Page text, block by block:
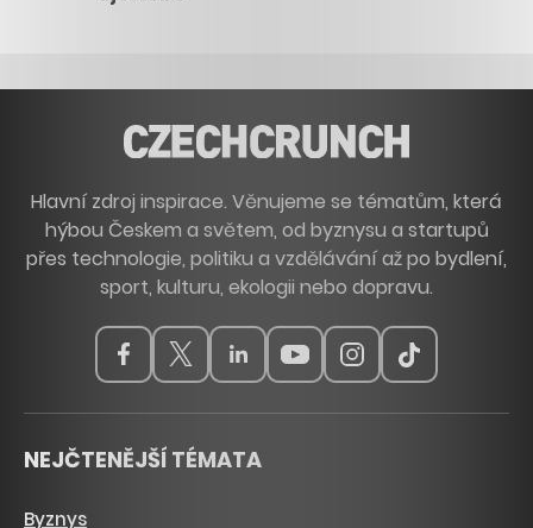
Hlavní zdroj inspirace. Věnujeme se tématům, která
hýbou Českem a světem, od byznysu a startupů
přes technologie, politiku a vzdělávání až po bydlení,
sport, kulturu, ekologii nebo dopravu.
NEJČTENĚJŠÍ TÉMATA
Byznys